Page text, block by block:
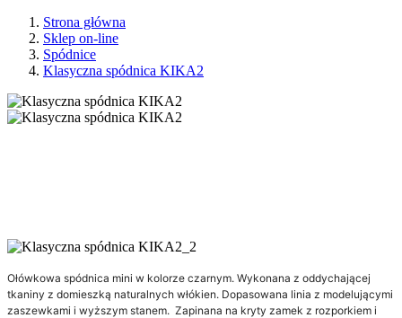
Strona główna
Sklep on-line
Spódnice
Klasyczna spódnica KIKA2
Ołówkowa spódnica mini w kolorze czarnym. Wykonana z oddychającej
tkaniny z domieszką naturalnych włókien. Dopasowana linia z modelującymi
zaszewkami i wyższym stanem. Zapinana na kryty zamek z rozporkiem i